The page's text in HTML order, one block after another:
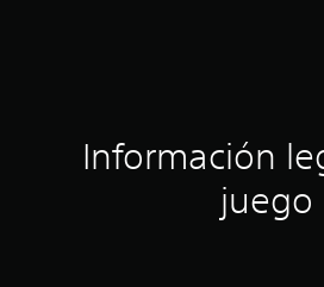
Información
juego